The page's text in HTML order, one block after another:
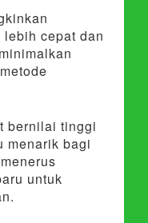
cepat dan
bernilai tinggi
menarik bagi
untuk